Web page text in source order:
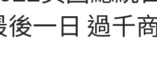
一日 過千